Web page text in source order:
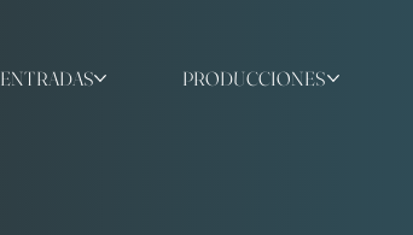
ENTRADAS PRODUCCIONES